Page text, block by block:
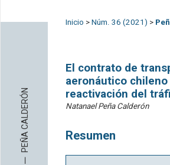
─
PEÑA CALDERÓN
Inicio > Núm. 36 (2021) >
El contrato de
aeronáutico
reactivación del
Natanael Peña Calderón
Resumen